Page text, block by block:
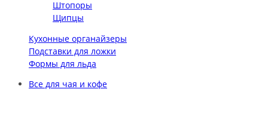
Штопоры
Щипцы
Кухонные органайзеры
Подставки для ложки
Формы для льда
Все для чая и кофе